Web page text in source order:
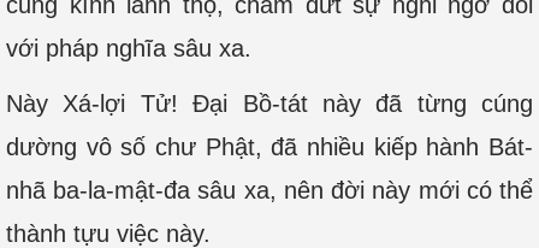
với pháp nghĩa sâu xa.
Này Xá-lợi Tử! Đại Bồ-tát này đã từng cúng
dường vô số chư Phật, đã nhiều kiếp hành Bát-
nhã ba-la-mật-đa sâu xa, nên đời này mới có thể
thành tựu việc này.